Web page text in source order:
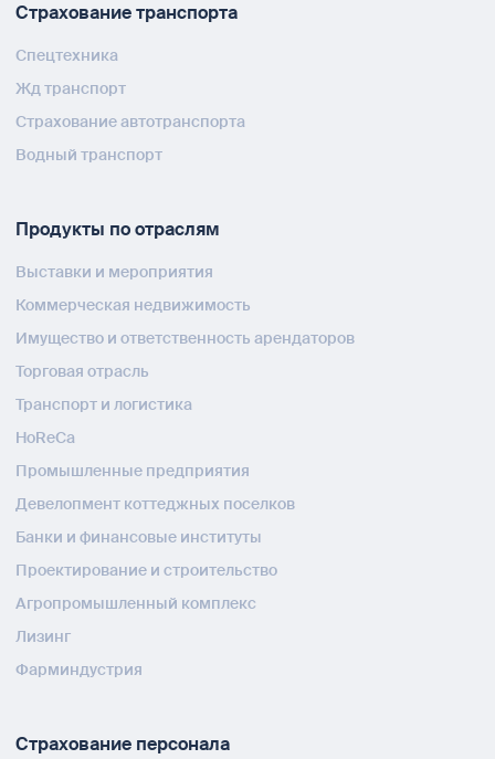
Страхование транспорта
Спецтехника
Жд транспорт
Страхование автотранспорта
Водный транспорт
Продукты по отраслям
Выставки и мероприятия
Коммерческая недвижимость
Имущество и ответственность арендаторов
Торговая отрасль
Транспорт и логистика
HoReCa
Промышленные предприятия
Девелопмент коттеджных поселков
Банки и финансовые институты
Проектирование и строительство
Агропромышленный комплекс
Лизинг
Фарминдустрия
Страхование персонала